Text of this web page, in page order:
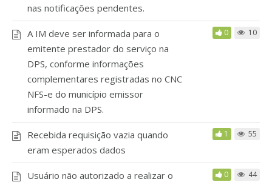
nas notificações pendentes.
A IM deve ser informada para o
emitente prestador do serviço na
DPS, conforme informações
complementares registradas no CNC
NFS-e do município emissor
informado na DPS.
0 10
Recebida requisição vazia quando
eram esperados dados
1 55
Usuário não autorizado a realizar o
0 44